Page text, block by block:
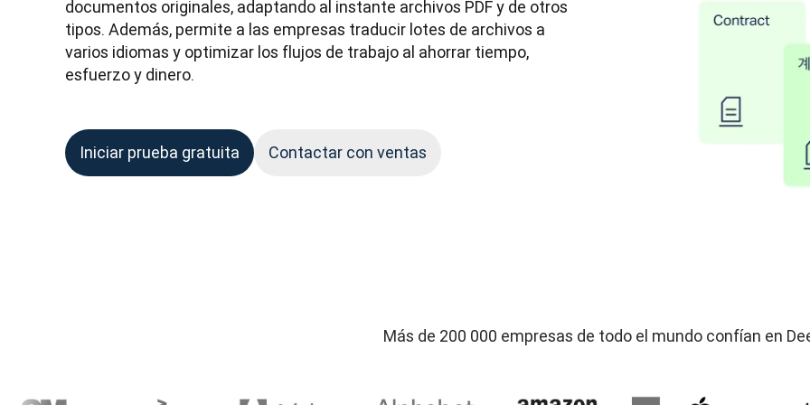
documentos originales, adaptando al instante archivos PDF y de otros
tipos. Además, permite a las empresas traducir lotes de archivos a
varios idiomas y optimizar los flujos de trabajo al ahorrar tiempo,
esfuerzo y dinero.
Iniciar prueba gratuita Contactar con ventas
Más de 200 000 empresas de todo el mundo confían en